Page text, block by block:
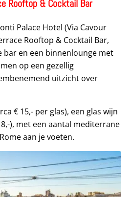
Rooftop & Cocktail Bar
Palace Hotel (Via Cavour
Rooftop & Cocktail Bar,
bar en een binnenlounge met
op een gezellig
uitzicht over
€ 15,- per glas), een glas wijn
), met een aantal mediterrane
aan je voeten.